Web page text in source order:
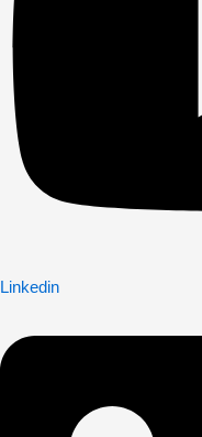
Linkedin